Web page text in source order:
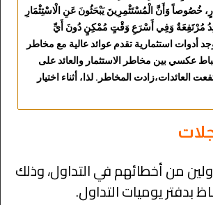
خُصُوصاً وَأَنَّ الْمُسْتَثْمِرِينَ يَبْحَثُونَ عَنِ الْاسْتِثْمَارِ
مُرْتَفِعَةٌ وَفِي أَسْرَعِ وَقْتٍ مُمْكِنٍ دُونَ أَيِّ
أدوات استثمارية تقدم عوائد عالية مع مخاطر
عكسي بين مخاطر الاستثمار والعائد على
العائدات،زادت المخاطر. لذا، أثناء اختيار
من أخطائهم في التداول، وذلك
بدفتر يوميات التداول.